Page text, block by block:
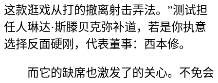
这款逛戏从打的撤离射击弄法。”测试担
任人琳达·斯滕贝克弥补道，若是你执意
选择反面硬刚，代表董事：西本修。
而它的缺席也激发了的关心。不免会